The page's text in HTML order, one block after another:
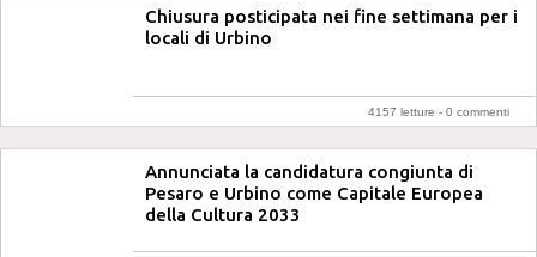
Chiusura posticipata nei fine settimana per i
locali di Urbino
4157 letture - 0 commenti
Annunciata la candidatura congiunta di
Pesaro e Urbino come Capitale Europea
della Cultura 2033